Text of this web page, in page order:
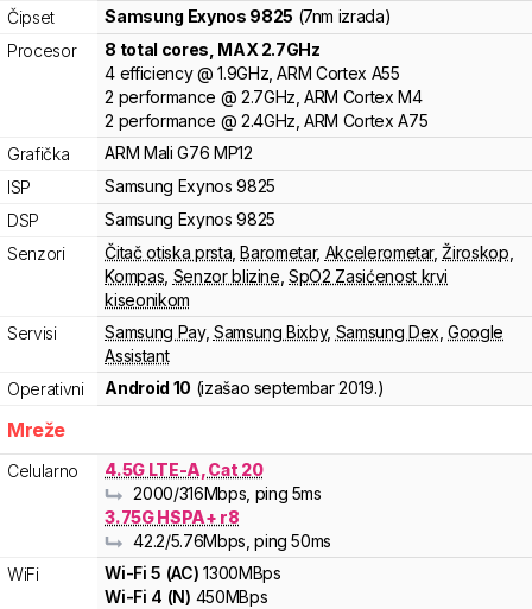
Čipset
Samsung Exynos 9825 (7nm izrada)
Procesor
8 total cores , MAX 2.7GHz
4 efficiency @ 1.9GHz,ARM Cortex A55
2 performance @ 2.7GHz,ARM Cortex M4
2 performance @ 2.4GHz,ARM Cortex A75
Grafička
ARM Mali G76 MP12
ISP
Samsung Exynos 9825
DSP
Samsung Exynos 9825
Senzori
Čitač otiska prsta ,Barometar, Akcelerometar,Žiroskop
Kompas Senzor blizine ,SpO2 Zasićenost krvi
kiseonikom
Servisi
Samsung Pay, Samsung Bixby, Samsung Dex ,Google
Assistant
Operativni
Android 10 (izašao septembar 2019.)
Mreže
Celularno
4.5G LTE-A, Cat 20
2000/316Mbps , ping 5ms
3.75G HSPA+ r8
42.2/5.76Mbps , ping 50ms
WiFi
Wi-Fi5 (AC) 1300MBps
Wi-Fi 4 (N) 450MBps